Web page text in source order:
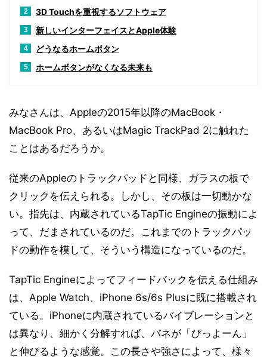
2 3D Touchを重視するソフトウェア
3 新しいインターフェイスとApple体験
4 どうなるホームボタン
5 ホームボタンがなくなる未来も
みなさんは、Appleの2015年以降のMacBook・
MacBook Pro、あるいはMagic TrackPad 2に触れた
ことはあるだろうか。
従来のAppleのトラックパッドと同様、ガラスの板で
クリックを伝えられる。しかし、その板は一切動かな
い。指先は、内蔵されているTapTic Engineの振動によ
って、だまされているのだ。これまでのトラックパッ
ドの動作を模して、そういう構造になっているのだ。
TapTic Engineによってフィードバックを伝える仕組み
は、Apple Watch、iPhone 6s/6s Plusに既に搭載され
ている。iPhoneに内蔵されているバイブレーションと
は異なり、細かく分解すれば、バネが「びっよーん」
と伸びるような感覚。この長さや強さによって、様々